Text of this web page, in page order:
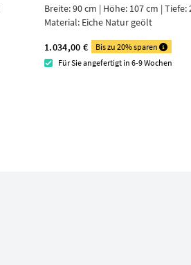
Breite: 90 cm | Höhe: 107 cm | Tiefe:
Material: Eiche Natur geölt
1.034,00 €
Bis zu 20% sparen
Für Sie angefertigt in 6-9 Wochen